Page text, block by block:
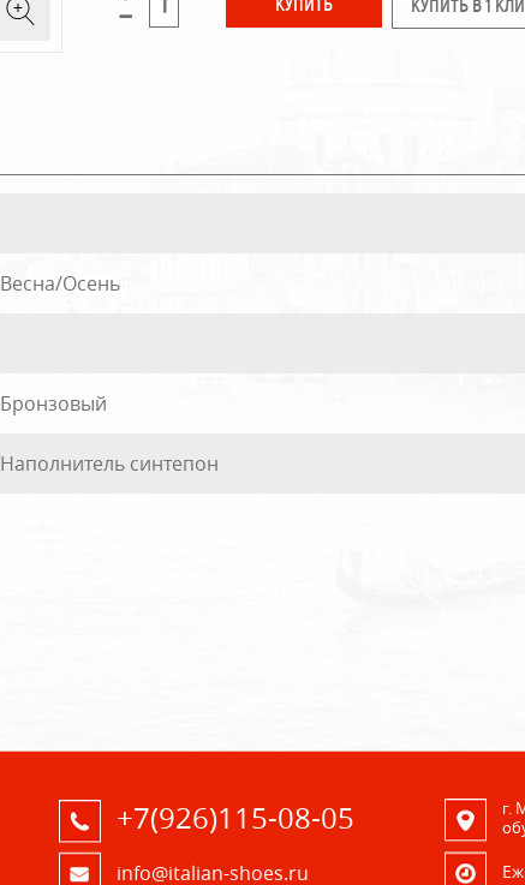
КУПИТЬ В 1
Весна/Осень
Бронзовый
Наполнитель синтепон
+7(926)115-08-05
info@italian-shoes.ru
г.